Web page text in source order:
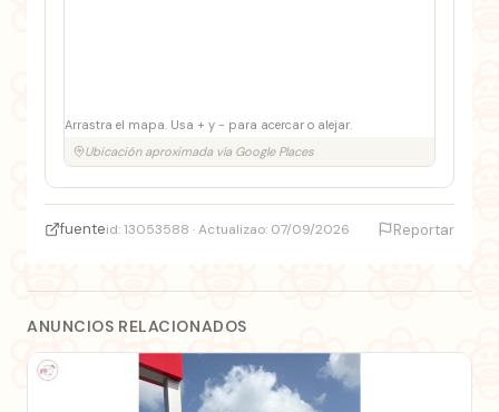
Arrastra el mapa. Usa + y − para acercar o alejar.
Ubicación aproximada vía Google Places
fuenteid: 13053588 · Actualizao: 07/09/2026 Reportar
ANUNCIOS RELACIONADOS